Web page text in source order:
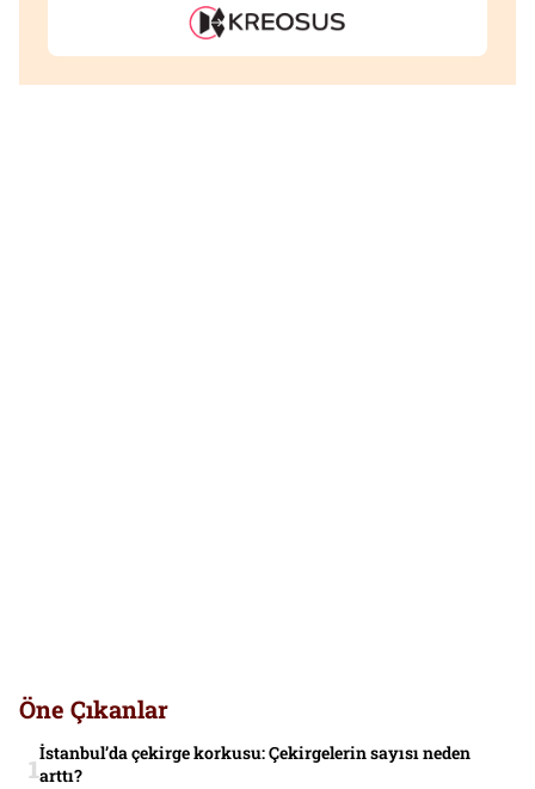
Öne Çıkanlar
İstanbul’da çekirge korkusu: Çekirgelerin sayısı neden
arttı?